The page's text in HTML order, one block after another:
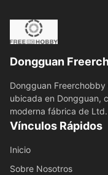
Dongguan
Dongguan
ubicada en Dongguan,
moderna fábrica de
Vínculos Rápidos
Inicio
Sobre Nosotros